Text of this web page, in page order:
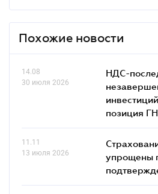
Похожие новости
14.08
30 июля 2026
НДС-
позиция
11.11
13 июля 2026
упрощены